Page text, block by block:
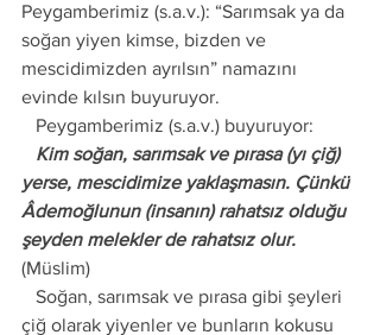
Peygamberimiz (s.a.v.): “Sarımsak ya da
soğan yiyen kimse, bizden ve
mescidimizden ayrılsın” namazını
evinde kılsın buyuruyor.
   Peygamberimiz (s.a.v.) buyuruyor:
yerse, mescidimize yaklaşmasın. Çünkü
Âdemoğlunun (insanın) rahatsız olduğu
şeyden melekler de rahatsız olur.
(Müslim)
çiğ olarak yiyenler ve bunların kokusu